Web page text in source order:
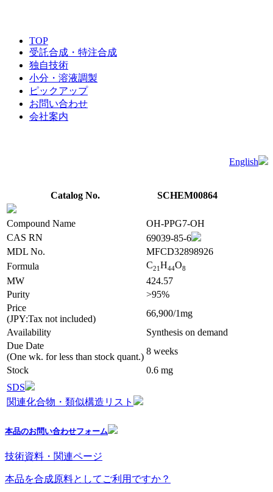
TOP
受託合成・特注合成
独自技術
小分・溶液調製
ピックアップ
お問い合わせ
会社案内
English
Catalog No. SCHEM00864
Compound Name
OH-PPG7-OH
CAS RN
69039-85-6
MDL No.
MFCD32898926
Formula
C21H44O8
MW
424.57
Purity
>95%
Price
(JPY:Tax not included)
66,900/1mg
Availability
Synthesis on demand
Due Date
(One wk. for less than stock quant.)
8 weeks
Stock
0.6 mg
SDS
関連化合物・類似構造リスト
本品のお問い合わせフォーム
技術資料・関連ページ
本品を合成原料としてご利用ですか？